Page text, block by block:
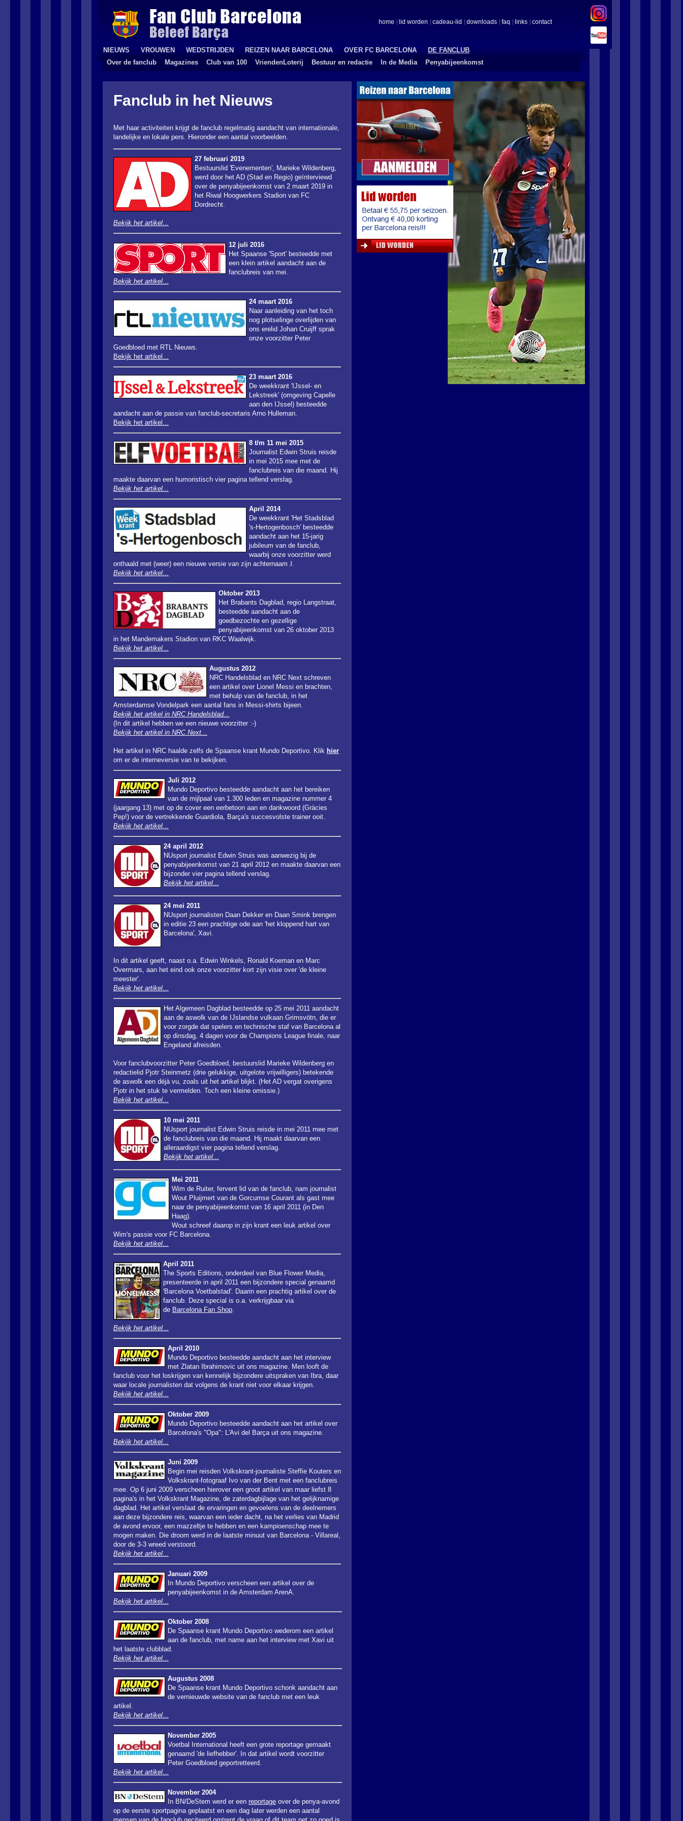
home lid worden cadeau-lid downloads faq links contact
NIEUWS VROUWEN WEDSTRIJDEN REIZEN NAAR BARCELONA OVER FC BARCELONA
DE FANCLUB
Over de fanclub
Magazines Club van 100 VriendenLoterij Bestuur en redactie In de Media Penyabijeenkomst
Fanclub in het Nieuws
Met haar activiteiten krijgt de fanclub regelmatig aandacht van internationale,
landelijke en lokale pers.
Hieronder een aantal voorbeelden.
27 februari 2019
Bestuurslid 'Evenementen', Marieke Wildenberg,
werd door het AD (Stad en Regio) geïnterviewd
over de penyabijeenkomst van 2 maart 2019 in
het Riwal Hoogwerkers Stadion van FC
Dordrecht.
Bekijk het artikel...
12 juli 2016
Het Spaanse 'Sport' besteedde met
een klein artikel aandacht aan de
fanclubreis van mei.
Bekijk het artikel...
24 maart 2016
Naar aanleiding van het toch
nog plotselinge overlijden van
ons erelid Johan Cruijff sprak
onze voorzitter Peter
Goedbloed met RTL Nieuws.
Bekijk het artikel...
23 maart 2016
De weekkrant 'IJssel- en
Lekstreek' (omgeving Capelle
aan den IJssel) besteedde
aandacht aan de passie van fanclub-secretaris Arno Hulleman.
Bekijk het artikel...
8 t/m 11 mei 2015
Journalist Edwin Struis reisde
in mei 2015 mee met de
fanclubreis van die maand. Hij
maakte daarvan een humoristisch vier pagina tellend verslag.
Bekijk het artikel...
April 2014
De weekkrant 'Het Stadsblad
's-Hertogenbosch' besteedde
aandacht aan het 15-jarig
jubileum van de fanclub,
waarbij onze voorzitter werd
onthaald met (weer) een nieuwe versie van zijn achternaam J
Bekijk het artikel...
Oktober 2013
Het Brabants Dagblad, regio Langstraat,
besteedde aandacht aan de
goedbezochte en gezellige
penyabijeenkomst van 26 oktober 2013
in het Mandemakers Stadion van RKC Waalwijk.
Bekijk het artikel...
Augustus 2012
NRC Handelsblad en NRC Next schreven
een artikel over Lionel Messi en brachten,
met behulp van de fanclub, in het
Amsterdamse Vondelpark een aantal fans in Messi-shirts bijeen.
Bekijk het artikel in NRC Handelsblad...
(In dit artikel hebben we een nieuwe voorzitter :-)
Bekijk het artikel in NRC Next...
Het artikel in NRC haalde zelfs de Spaanse krant Mundo Deportivo. Klik hier
om er de interneversie van te bekijken.
Juli 2012
Mundo Deportivo besteedde aandacht aan het bereiken
van de mijlpaal van 1.300 leden en magazine nummer 4
(jaargang 13) met op de cover een eerbetoon aan en dankwoord (Gràcies
Pep!) voor de vertrekkende Guardiola, Barça's succesvolste trainer ooit.
Bekijk het artikel...
24 april 2012
NUsport journalist Edwin Struis was aanwezig bij de
penyabijeenkomst van 21 april 2012 en maakte daarvan een
bijzonder vier pagina tellend verslag.
Bekijk het artikel...
24 mei 2011
NUsport journalisten Daan Dekker en Daan Smink brengen
in editie 23 een prachtige ode aan 'het kloppend hart van
Barcelona', Xavi.
In dit artikel geeft, naast o.a. Edwin Winkels, Ronald Koeman en Marc
Overmars, aan het eind ook onze voorzitter kort zijn visie over 'de kleine
meester'.
Bekijk het artikel...
Het Algemeen Dagblad besteedde op 25 mei 2011 aandacht
aan de aswolk van de IJslandse vulkaan Grimsvötn, die er
voor zorgde dat spelers en technische staf van Barcelona al
op dinsdag, 4 dagen voor de Champions League finale, naar
Engeland afreisden.
Voor fanclubvoorzitter Peter Goedbloed, bestuurslid Marieke Wildenberg en
redactielid Pjotr Steinmetz (drie gelukkige, uitgelote vrijwilligers) betekende
de aswolk een déjà vu, zoals uit het artikel blijkt. (Het AD vergat overigens
Pjotr in het stuk te vermelden. Toch een kleine omissie.)
Bekijk het artikel...
10 mei 2011
NUsport journalist Edwin Struis reisde in mei 2011 mee met
de fanclubreis van die maand. Hij maakt daarvan een
alleraardigst vier pagina tellend verslag.
Bekijk het artikel...
Mei 2011
Wim de Ruiter, fervent lid van de fanclub, nam journalist
Wout Pluijmert van de Gorcumse Courant als gast mee
naar de penyabijeenkomst van 16 april 2011 (in Den
Haag).
Wout schreef daarop in zijn krant een leuk artikel over
Wim's passie voor FC Barcelona.
Bekijk het artikel...
April 2011
The Sports Editions, onderdeel van Blue Flower Media,
presenteerde in april 2011 een bijzondere special genaamd
'Barcelona Voetbalstad'. Daarin een prachtig artikel over de
fanclub. Deze special is o.a. verkrijgbaar via
de Barcelona Fan Shop
Bekijk het artikel...
April 2010
Mundo Deportivo besteedde aandacht aan het interview
met Zlatan Ibrahimovic uit ons magazine. Men looft de
fanclub voor het loskrijgen van kennelijk bijzondere uitspraken van Ibra, daar
waar locale journalisten dat volgens de krant niet voor elkaar krijgen.
Bekijk het artikel...
Oktober 2009
Mundo Deportivo besteedde aandacht aan het artikel over
Barcelona's "Opa": L'Avi del Barça uit ons magazine.
Bekijk het artikel...
Juni 2009
Begin mei reisden Volkskrant-journaliste Steffie Kouters en
Volkskrant-fotograaf Ivo van der Bent met een fanclubreis
mee. Op 6 juni 2009 verscheen hierover een groot artikel van maar liefst 8
pagina's in het Volkskrant Magazine, de zaterdagbijlage van het gelijknamige
dagblad. Het artikel verslaat de ervaringen en gevoelens van de deelnemers
aan deze bijzondere reis, waarvan een ieder dacht, na het verlies van Madrid
de avond ervoor, een mazzeltje te hebben en een kampioenschap mee te
mogen maken. Die droom werd in de laatste minuut van Barcelona - Villareal,
door de 3-3 wreed verstoord.
Bekijk het artikel...
Januari 2009
In Mundo Deportivo verscheen een artikel over de
penyabijeenkomst in de Amsterdam ArenA.
Bekijk het artikel...
Oktober 2008
De Spaanse krant Mundo Deportivo wederom een artikel
aan de fanclub, met name aan het interview met Xavi uit
het laatste clubblad.
Bekijk het artikel...
Augustus 2008
De Spaanse krant Mundo Deportivo schonk aandacht aan
de vernieuwde website van de fanclub met een leuk
artikel.
Bekijk het artikel...
November 2005
Voetbal International heeft een grote reportage gemaakt
genaamd 'de liefhebber'. In dat artikel wordt voorzitter
Peter Goedbloed geportretteerd.
Bekijk het artikel...
November 2004
In BN/DeStem werd er een reportage over de penya-avond
op de eerste sportpagina geplaatst en een dag later werden een aantal